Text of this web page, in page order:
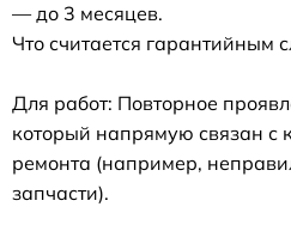
— до 3 месяцев.
Что считается гарантийным
Для работ: Повторное
который напрямую связан с
ремонта (например,
запчасти).